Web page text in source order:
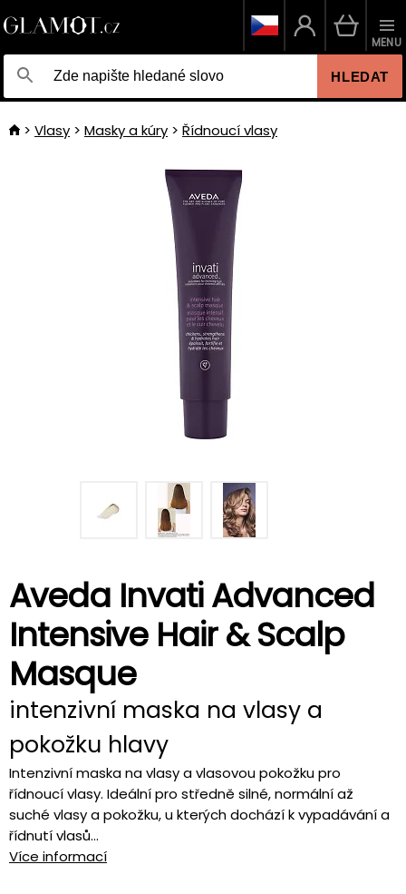
HLEDAT
MENU
Vlasy Masky a kúry Řídnoucí vlasy
Aveda Invati Advanced
Intensive Hair & Scalp
Masque
intenzivní maska na vlasy a
pokožku hlavy
Intenzivní maska na vlasy a vlasovou pokožku pro
řídnoucí vlasy. Ideální pro středně silné, normální až
suché vlasy a pokožku, u kterých dochází k vypadávání a
řídnutí vlasů...
Více informací